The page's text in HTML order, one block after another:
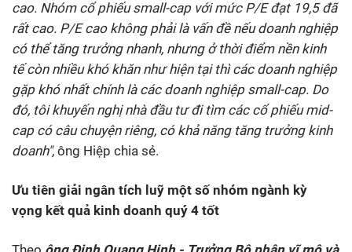
cao. Nhóm cổ phiếu small-cap với mức P/E đạt 19,5 đã
rất cao. P/E cao không phải là vấn đề nếu doanh nghiệp
có thể tăng trưởng nhanh, nhưng ở thời điểm nền kinh
tế còn nhiều khó khăn như hiện tại thì các doanh nghiệp
gặp khó nhất chính là các doanh nghiệp small-cap. Do
đó, tôi khuyến nghị nhà đầu tư đi tìm các cổ phiếu mid-
cap có câu chuyện riêng, có khả năng tăng trưởng kinh
doanh", ông Hiệp chia sẻ.
Ưu tiên giải ngân tích luỹ một số nhóm ngành kỳ
vọng kết quả kinh doanh quý 4 tốt